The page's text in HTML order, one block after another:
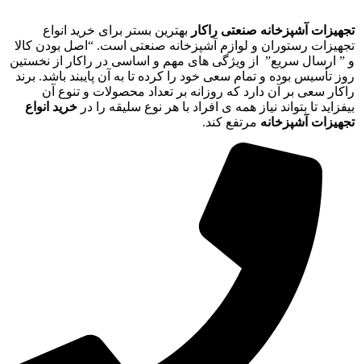
تجهیزات آشپزخانه صنعتی راکار بهترین بستر برای خرید انواع
تجهیزات رستوران و لوازم آشپزخانه صنعتی است. “اصل بودن کالا
و ” ارسال سریع” از ویژگی های مهم و اساسی در راکار از نخستین
روز تأسیس بوده و تمام سعی خود را کرده تا به آن پایبند باشد. برند
راکار سعی بر آن دارد که روزانه بر تعداد محصولات و تنوع آن
بیفزاید تا بتواند نیاز همه ی افراد با هر نوع سلیقه را در خرید انواع
تجهیزات آشپزخانه مرتفع کند.